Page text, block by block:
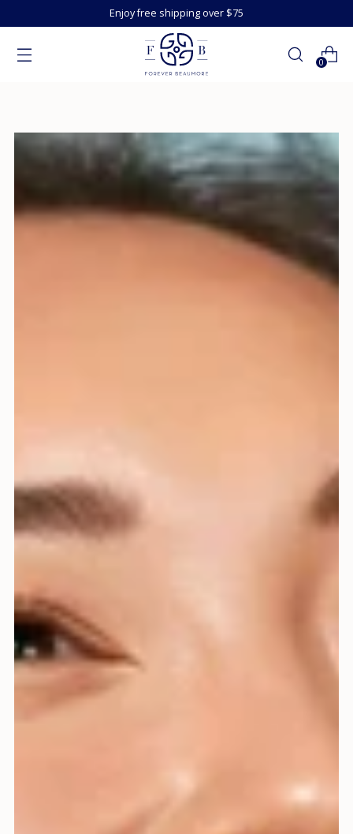
Enjoy free shipping over $75
0